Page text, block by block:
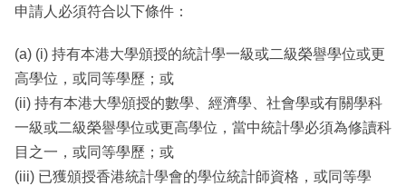
申請人必須符合以下條件：
(a) (i) 持有本港大學頒授的統計學一級或二級榮譽學位或更
高學位，或同等學歷；或
(ii) 持有本港大學頒授的數學、經濟學、社會學或有關學科
一級或二級榮譽學位或更高學位，當中統計學必須為修讀科
目之一，或同等學歷；或
(iii) 已獲頒授香港統計學會的學位統計師資格，或同等學